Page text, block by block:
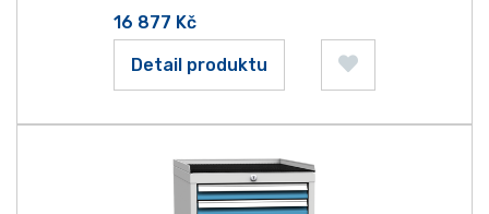
16 877 Kč
Detail produktu